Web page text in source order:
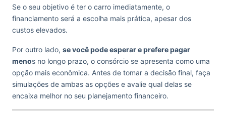
Se o seu objetivo é ter o carro imediatamente, o
financiamento será a escolha mais prática, apesar dos
custos elevados.
Por outro lado, se você pode esperar e prefere pagar
menos no longo prazo, o consórcio se apresenta como uma
opção mais econômica. Antes de tomar a decisão final, faça
simulações de ambas as opções e avalie qual delas se
encaixa melhor no seu planejamento financeiro.